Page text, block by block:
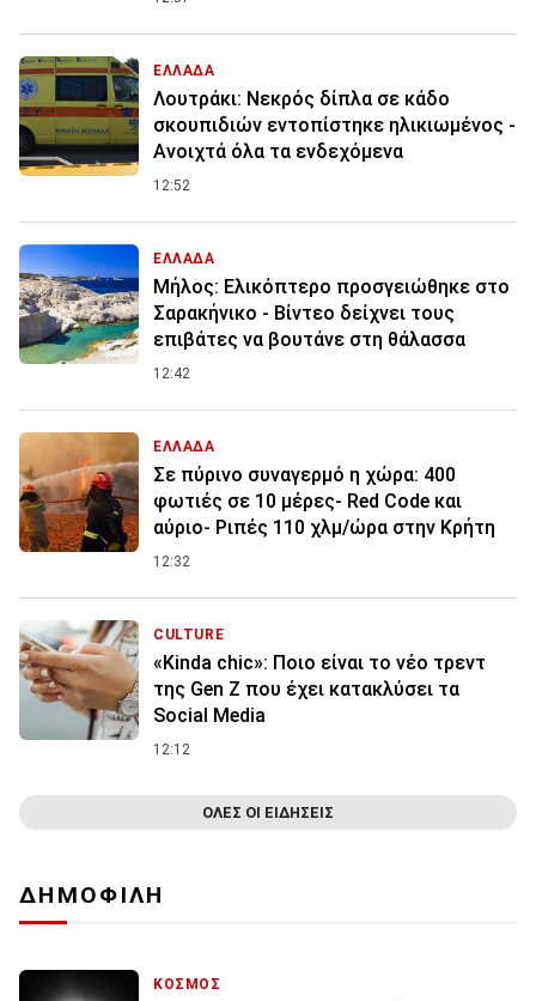
ΕΛΛΑΔΑ
Λουτράκι: Νεκρός δίπλα σε κάδο
σκουπιδιών εντοπίστηκε ηλικιωμένος -
Ανοιχτά όλα τα ενδεχόμενα
12:52
ΕΛΛΑΔΑ
Μήλος: Ελικόπτερο προσγειώθηκε στο
Σαρακήνικο - Βίντεο δείχνει τους
επιβάτες να βουτάνε στη θάλασσα
12:42
ΕΛΛΑΔΑ
Σε πύρινο συναγερμό η χώρα: 400
φωτιές σε 10 μέρες- Red Code και
αύριο- Ριπές 110 χλμ/ώρα στην Κρήτη
12:32
CULTURE
«Kinda chic»: Ποιο είναι το νέο τρεντ
της Gen Z που έχει κατακλύσει τα
Social Media
12:12
ΟΛΕΣ ΟΙ ΕΙΔΗΣΕΙΣ
ΔΗΜΟΦΙΛΗ
ΚΟΣΜΟΣ